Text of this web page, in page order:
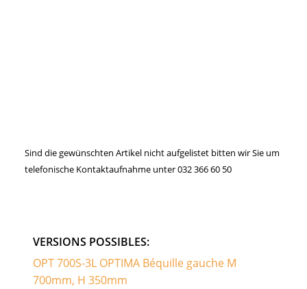
Sind die gewünschten Artikel nicht aufgelistet bitten wir Sie um
telefonische Kontaktaufnahme unter 032 366 60 50
VERSIONS POSSIBLES:
OPT 700S-3L OPTIMA Béquille gauche M
700mm, H 350mm